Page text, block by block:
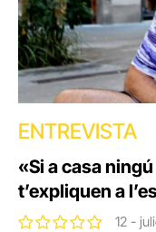
ENTREVISTA
«Si a casa
t’expliquen a
12 -